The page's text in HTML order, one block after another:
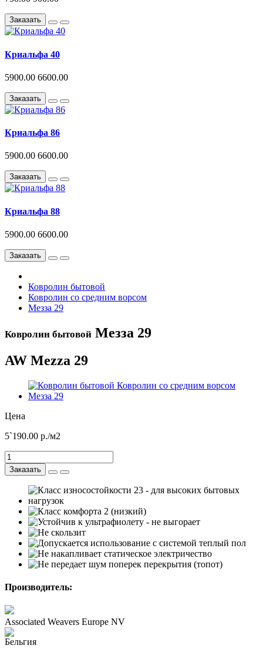
Заказать
Криальфа 40
5900.00 6600.00
Заказать
Криальфа 86
5900.00 6600.00
Заказать
Криальфа 88
5900.00 6600.00
Заказать
Ковролин бытовой
Ковролин со средним ворсом
Мезза 29
Ковролин бытовой Мезза 29
AW Mezza 29
Цена
5`190.00 р./м2
Заказать
Производитель:
Associated Weavers Europe NV